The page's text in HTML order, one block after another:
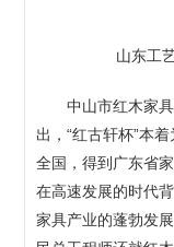
山东工
中山市红木家具
出，“红古轩杯”本
全国，得到广东省
在高速发展的时代
家具产业的蓬勃发